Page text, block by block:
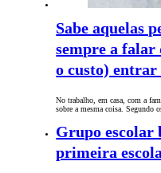
Sabe aquelas
sempre a falar
o custo) entrar
No trabalho, em casa, com a
sobre a mesma coisa. Segundo
Grupo
primeira